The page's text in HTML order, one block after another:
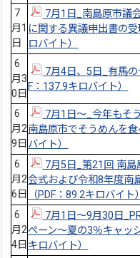
7
月1
日
7月1日_南島原市議
に関する異議申出書の
ロバイト）
6
月3
0日
7月4日、5日_有馬
F：137.9キロバイト）
6
月2
9日
7月1日～_今年もそ
南島原市でそうめんを
バイト）
6
月2
6日
7月5日_第21回 南
会式および令和8年度南
（PDF：89.2キロバイト）
6
月2
4日
7月1日～9月30日
ペーン～夏の3％キャッ
キロバイト）